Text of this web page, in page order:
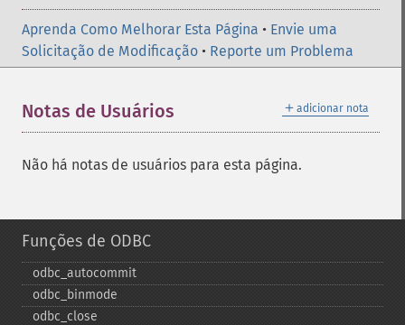
Aprenda Como Melhorar Esta Página • Envie uma
Solicitação de Modificação • Reporte um Problema
＋ adicionar nota
Notas de Usuários
Não há notas de usuários para esta página.
Funções de ODBC
odbc_​autocommit
odbc_​binmode
odbc_​close